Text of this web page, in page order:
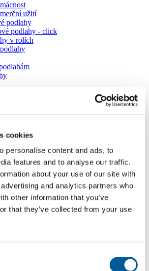
cookies
personalise content and ads, to
features and to analyse our traffic.
about your use of our site with
and analytics partners who
other information that you’ve
that they’ve collected from your use
užití
podlahy
podlahy - click
v rolích
certifikátu k vinylovým dílcům Fatra
Děkuji Boborová
k podlahovině Thermofix najdete na našich